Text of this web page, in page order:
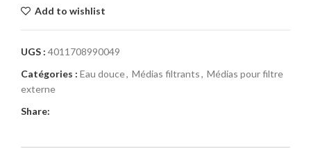
Add to wishlist
UGS : 4011708990049
Catégories : Eau douce, Médias filtrants, Médias pour filtre
externe
Share: